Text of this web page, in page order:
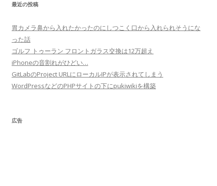
最近の投稿
胃カメラ鼻から入れたかったのにしつこく口から入れられそうにな
った話
ゴルフ トゥーラン フロントガラス交換は12万超え
iPhoneの音割れがひどい…
GitLabのProject URLにローカルIPが表示されてしまう
WordPressなどのPHPサイトの下にpukiwikiを構築
広告